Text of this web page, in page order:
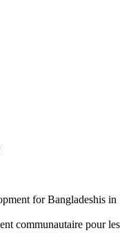
for Bangladeshis in
communautaire pour les